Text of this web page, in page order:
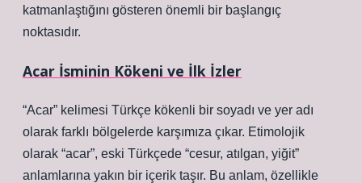
katmanlaştığını gösteren önemli bir başlangıç
noktasıdır.
Acar İsminin Kökeni ve İlk İzler
“Acar” kelimesi Türkçe kökenli bir soyadı ve yer adı
olarak farklı bölgelerde karşımıza çıkar. Etimolojik
olarak “acar”, eski Türkçede “cesur, atılgan, yiğit”
anlamlarına yakın bir içerik taşır. Bu anlam, özellikle